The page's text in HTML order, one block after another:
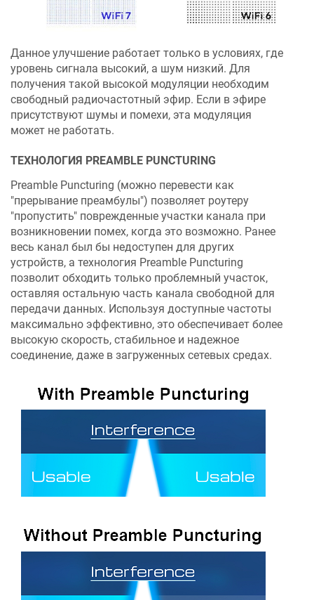
Данное улучшение работает только в условиях, где
уровень сигнала высокий, а шум низкий. Для
получения такой высокой модуляции необходим
свободный радиочастотный эфир. Если в эфире
присутствуют шумы и помехи, эта модуляция
может не работать.
ТЕХНОЛОГИЯ PREAMBLE PUNCTURING
Preamble Puncturing (можно перевести как
"прерывание преамбулы") позволяет роутеру
"пропустить" поврежденные участки канала при
возникновении помех, когда это возможно. Ранее
весь канал был бы недоступен для других
устройств, а технология Preamble Puncturing
позволит обходить только проблемный участок,
оставляя остальную часть канала свободной для
передачи данных. Используя доступные частоты
максимально эффективно, это обеспечивает более
высокую скорость, стабильное и надежное
соединение, даже в загруженных сетевых средах.